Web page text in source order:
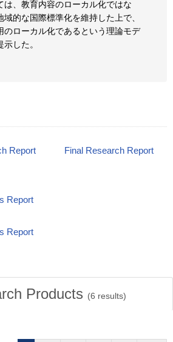
は、教育内容のローカル化ではな
域的な国際標準化を維持した上で、
のローカル化であるという理論モデ
した。
Report
Final Research Report
Report
Report
Products (6 results)